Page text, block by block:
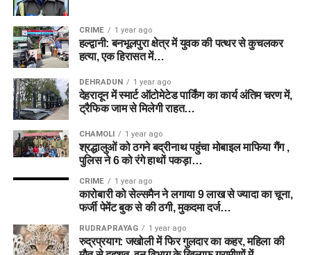
CRIME 1 year ago
हल्द्वानी: बनभूलपुरा क्षेत्र में युवक की पत्थर से कुचलकर
हत्या, एक हिरासत में…
DEHRADUN 1 year ago
देहरादून में स्मार्ट ऑटोमेटेड पार्किंग का कार्य अंतिम चरण में,
ट्रैफिक जाम से मिलेगी राहत…
CHAMOLI 1 year ago
श्रद्धालुओं को ठगने बद्रीनाथ पहुंचा मोबाइल माफिया गैंग ,
पुलिस ने 6 को रंगे हाथों पकड़ा…
CRIME 1 year ago
कारोबारी को सेल्समैन ने लगाया 9 लाख से ज्यादा का चूना,
फर्जी पेमेंट बुक से की ठगी, मुकदमा दर्ज…
RUDRAPRAYAG 1 year ago
रुद्रप्रयाग: जखोली में फिर गुलदार का कहर, महिला की